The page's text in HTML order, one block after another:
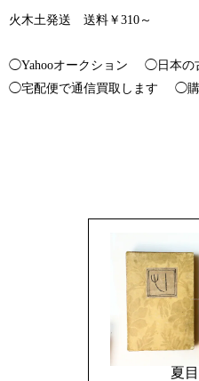
火木土発送 送料￥310～
◯Yahooオークション
◯日本の
◯宅配便で通信買取します
◯購
夏